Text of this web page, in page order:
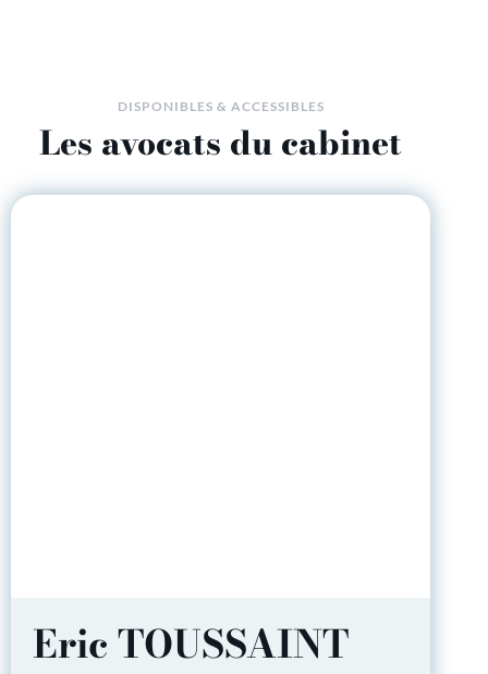
DISPONIBLES & ACCESSIBLES
Les avocats du cabinet
Eric TOUSSAINT